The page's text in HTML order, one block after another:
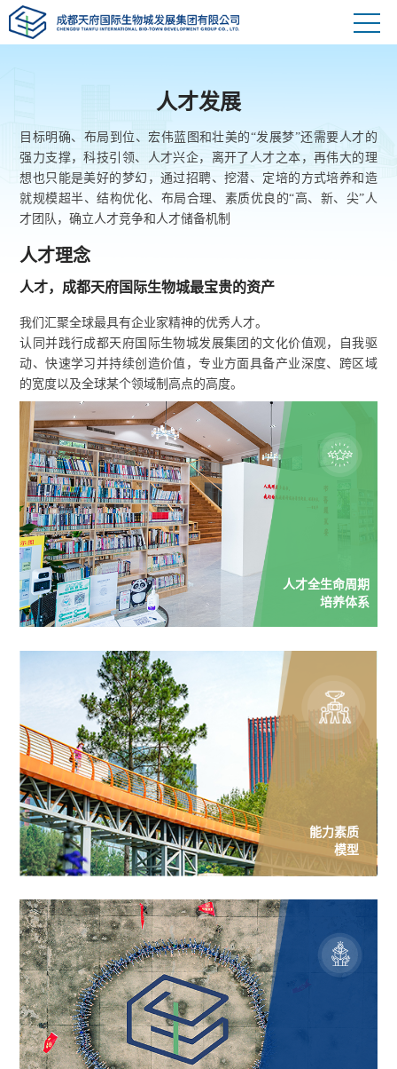
人才发展
目标明确、布局到位、宏伟蓝图和壮美的“发展梦”还需要人才的
强力支撑，科技引领、人才兴企，离开了人才之本，再伟大的理
想也只能是美好的梦幻，通过招聘、挖潜、定培的方式培养和造
就规模超半、结构优化、布局合理、素质优良的“高、新、尖”人
才团队，确立人才竞争和人才储备机制
人才理念
人才，成都天府国际生物城最宝贵的资产
我们汇聚全球最具有企业家精神的优秀人才。
认同并践行成都天府国际生物城发展集团的文化价值观，自我驱
动、快速学习并持续创造价值，专业方面具备产业深度、跨区域
的宽度以及全球某个领域制高点的高度。
人才全生命周期
培养体系
能力素质
模型